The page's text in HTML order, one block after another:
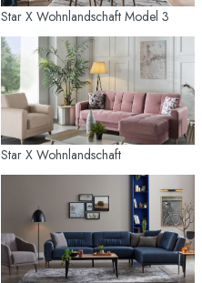
Star X Wohnlandschaft Model 3
Star X Wohnlandschaft